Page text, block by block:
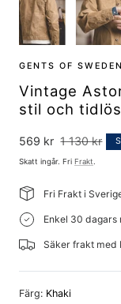
GENTS OF SWEDEN
Vintage
stil och
Försäljningspris
569 kr Ordinarie
pris
1 130 kr
Skatt ingår. Fri Frakt
Fri Frakt i
Enkel 30 dagars
Säker frakt med
Färg: Khaki